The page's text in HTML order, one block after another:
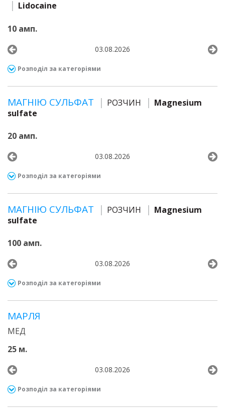
Lidocaine
10 амп.
03.08.2026
Розподіл за категоріями
МАГНІЮ СУЛЬФАТ РОЗЧИН
Magnesium
sulfate
20 амп.
03.08.2026
Розподіл за категоріями
МАГНІЮ СУЛЬФАТ РОЗЧИН
Magnesium
sulfate
100 амп.
03.08.2026
Розподіл за категоріями
МАРЛЯ
МЕД
25 м.
03.08.2026
Розподіл за категоріями